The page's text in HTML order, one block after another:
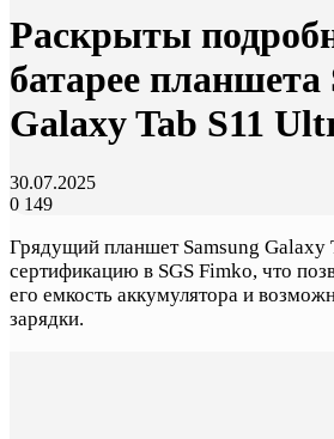
Раскрыты
батарее планшета
Galaxy Tab S11
30.07.2025
0 149
Грядущий планшет Samsung Galaxy
сертификацию в SGS Fimko, что
его емкость аккумулятора и
зарядки.